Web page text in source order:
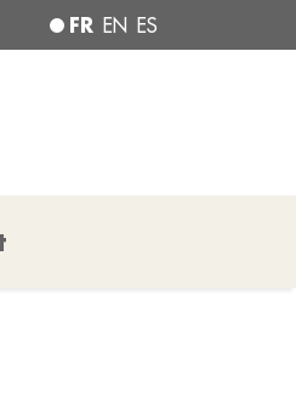
FR EN ES